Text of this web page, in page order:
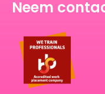
Neem